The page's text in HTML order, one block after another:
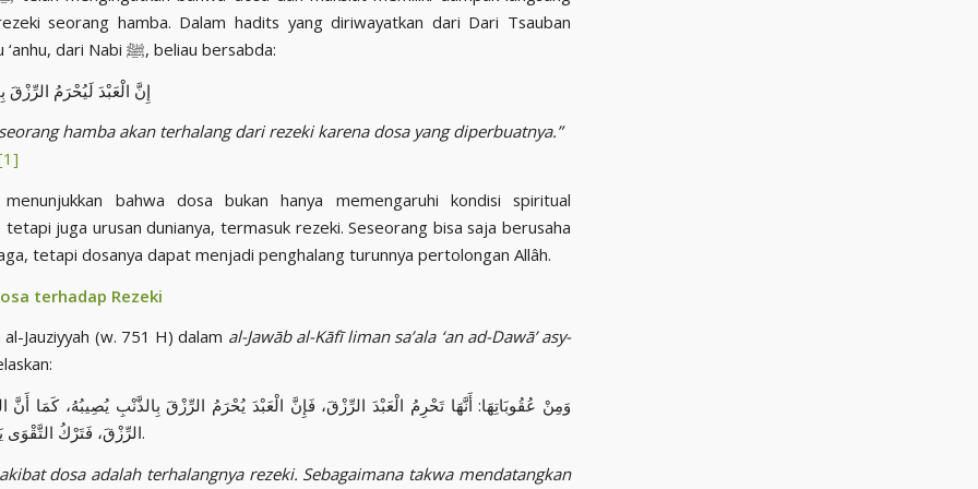
seorang hamba. Dalam hadits yang diriwayatkan dari Dari Tsauban
radhiyallāhu ‘anhu, dari Nabi ﷺ, beliau bersabda:
إِنَّ الْعَبْدَ لَيُحْرَمُ الرِّزْقَ
hamba akan terhalang dari rezeki karena dosa yang diperbuatnya.”
bahwa dosa bukan hanya memengaruhi kondisi spiritual
juga urusan dunianya, termasuk rezeki. Seseorang bisa saja berusaha
tetapi dosanya dapat menjadi penghalang turunnya pertolongan Allâh.
terhadap Rezeki
Jauziyyah (w. 751 H) dalam al-Jawāb al-Kāfī liman sa’ala ‘an ad-Dawā’ asy-
وَمِنْ عُقُوبَاتِهَا: أَنَّهَا تَحْرِمُ الْعَبْدَ الرِّزْقَ، فَإِنَّ الْعَبْدَ يُحْرَمُ الرِّزْقَ بِالذَّنْبِ يُصِيبُهُ، كَمَا أَنَّ
الرِّزْقَ، فَتَرْكُ التَّقْوَى يَحْرِمُهُ الرِّزْقَ.
dosa adalah terhalangnya rezeki. Sebagaimana takwa mendatangkan